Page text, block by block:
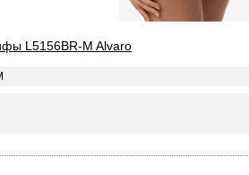
L5156BR-M Alvaro